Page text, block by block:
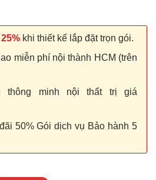
25% khi thiết kế lắp đặt trọn gói.
miễn phí nội thành HCM (trên
thông minh nội thất trị giá
50% Gói dịch vụ Bảo hành 5
P1R2 số lượng